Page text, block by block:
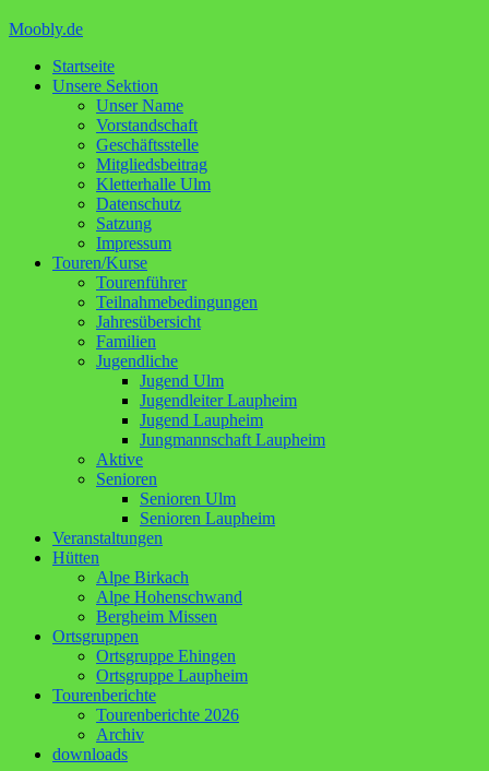
Moobly.de
Startseite
Unsere Sektion
Unser Name
Vorstandschaft
Geschäftsstelle
Mitgliedsbeitrag
Kletterhalle Ulm
Datenschutz
Satzung
Impressum
Touren/Kurse
Tourenführer
Teilnahmebedingungen
Jahresübersicht
Familien
Jugendliche
Jugend Ulm
Jugendleiter Laupheim
Jugend Laupheim
Jungmannschaft Laupheim
Aktive
Senioren
Senioren Ulm
Senioren Laupheim
Veranstaltungen
Hütten
Alpe Birkach
Alpe Hohenschwand
Bergheim Missen
Ortsgruppen
Ortsgruppe Ehingen
Ortsgruppe Laupheim
Tourenberichte
Tourenberichte 2026
Archiv
downloads